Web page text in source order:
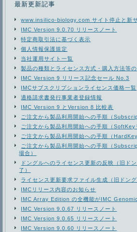
最新更新記事
www.insilico-biology.com サイト停止と新
IMC Version 9.0.70 リリースノート
特定商取引法に基づく表示
個人情報保護規定
当社運用サイト一覧
製品の種類とライセンス方式・購入方法等
IMC Version 9 リリース記念セール No.3
IMCサブスクリプションライセンス価格一覧
適格請求書発行事業者登録情報
IMC Version 9 とVersion 8 比較表
ご注文から製品利用開始への手順（
ご注文から製品利用開始への手順（SoftKey
ご注文から製品利用開始への手順（
ご注文から製品利用開始への手順（
場合）
ドングルへのライセンス更新の反映（旧ド
了）
ライセンス更新要求ファイル生成（旧ドン
IMCリリース内容のお知らせ
IMC Array Edition の全機能がIMC
IMC Version 9.0.67 リリースノート
IMC Version 9.0.65 リリースノート
IMC Version 9.0.60 リリースノート